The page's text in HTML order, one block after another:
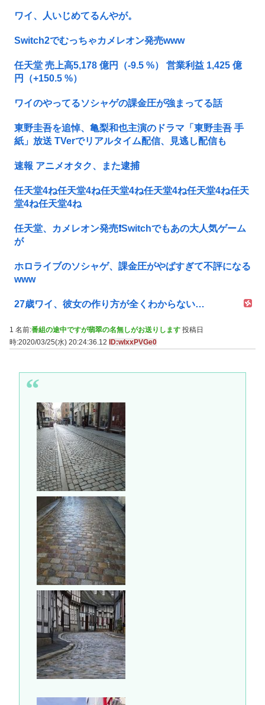
ワイ、人いじめてるんやが。
Switch2でむっちゃカメレオン発売www
任天堂 売上高5,178 億円（-9.5 %） 営業利益 1,425 億
円（+150.5 %）
ワイのやってるソシャゲの課金圧が強まってる話
東野圭吾を追悼、亀梨和也主演のドラマ「東野圭吾 手
紙」放送 TVerでリアルタイム配信、見逃し配信も
速報 アニメオタク、また逮捕
任天堂4ね任天堂4ね任天堂4ね任天堂4ね任天堂4ね任天
堂4ね任天堂4ね
任天堂、カメレオン発売❗Switchでもあの大人気ゲーム
が
ホロライブのソシャゲ、課金圧がやばすぎて不評になる
www
27歳ワイ、彼女の作り方が全くわからない…
1 名前:番組の途中ですが翡翠の名無しがお送りします 投稿日
時:2020/03/25(水) 20:24:36.12
ID:wlxxPVGe0